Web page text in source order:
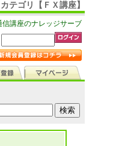
テゴリ【ＦＸ講座】
講座のナレッジサーブ